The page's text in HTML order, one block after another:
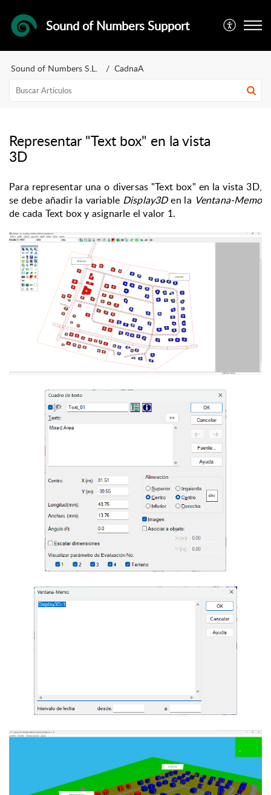
Sound of Numbers Support
Sound of Numbers S.L. CadnaA
Representar "Text box" en la vista
3D
Para representar una o diversas "Text box" en la vista 3D,
se debe añadir la variable Display3Den la Ventana-Memo
de cada Text box y asignarle el valor 1.